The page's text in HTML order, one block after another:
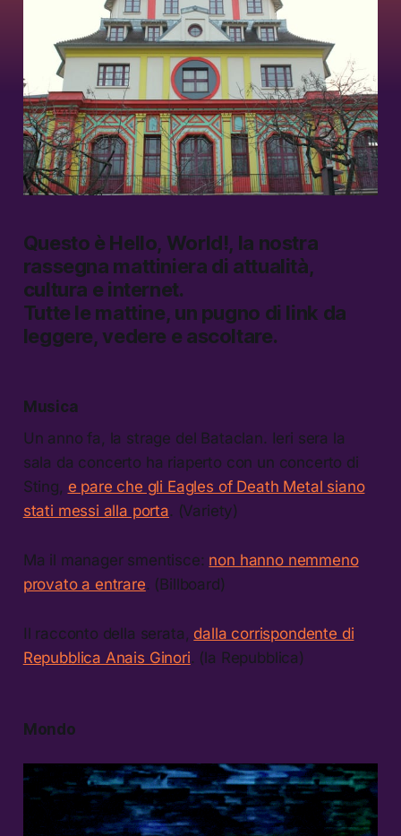
Questo è Hello, World!, la nostra
rassegna mattiniera di attualità,
cultura e internet.
Tutte le mattine, un pugno di link da
leggere, vedere e ascoltare.
Musica
Un anno fa, la strage del Bataclan. Ieri sera la
sala da concerto ha riaperto con un concerto di
Sting, e pare che gli Eagles of Death Metal siano
stati messi alla porta. (Variety)
Ma il manager smentisce: non hanno nemmeno
provato a entrare. (Billboard)
Il racconto della serata, dalla corrispondente di
Repubblica Anais Ginori. (la Repubblica)
Mondo